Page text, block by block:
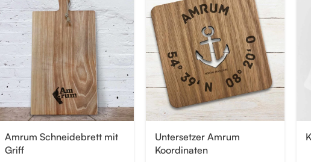
Amrum Schneidebrett mit
Griff
Untersetzer Amrum
Koordinaten